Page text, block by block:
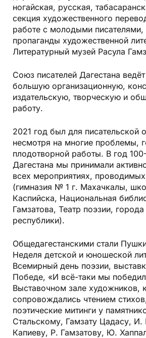
ногайская, русская,
секция художественного
работе с молодыми
пропаганды художественной
Литературный музей Расула
Союз писателей Дагестана
большую организационную,
издательскую, творческую и
работу.
2021 год был для писательской
несмотря на многие проблемы,
плодотворной работы. В год
Дагестана мы принимали
всех мероприятиях,
(гимназия № 1 г. Махачкалы,
Каспийска, Национальная
Гамзатова, Театр поэзии,
республики).
Общедагестанскими стали
Неделя детской и юношеской
Всемирный день поэзии,
Победе, «И всё-таки мы
Выставочном зале художников,
сопровождались чтением
поэтические митинги у
Стальскому, Гамзату Цадасу, И.
Капиеву, Р. Гамзатову, Ю.